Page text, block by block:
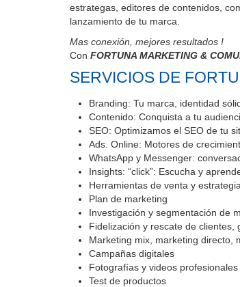
estrategas, editores de contenidos,
lanzamiento de tu marca.
Mas conexión, mejores resultados !
Con FORTUNA MARKETING &
SERVICIOS DE
Branding: Tu marca, identidad
Contenido: Conquista a tu
SEO: Optimizamos el SEO de tu
Ads. Online: Motores de
WhatsApp y Messenger:
Insights: “click”: Escucha y
Herramientas de venta y
Plan de marketing
Investigación y segmentación de
Fidelización y rescate de clientes,
Marketing mix, marketing directo,
Campañas digitales
Fotografías y videos profesionales
Test de productos